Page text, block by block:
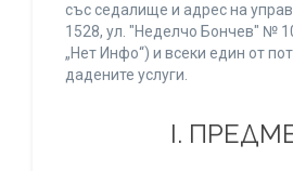
със седалище и адрес на
1528, ул. "Неделчо Бончев" №
„Нет Инфо“) и всеки един от
дадените услуги.
І.